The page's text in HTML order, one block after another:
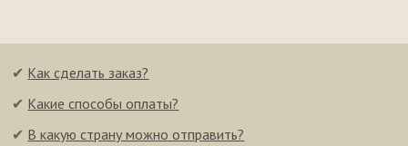
✔ Как сделать заказ?
✔ Какие способы оплаты?
✔ В какую страну можно отправить?